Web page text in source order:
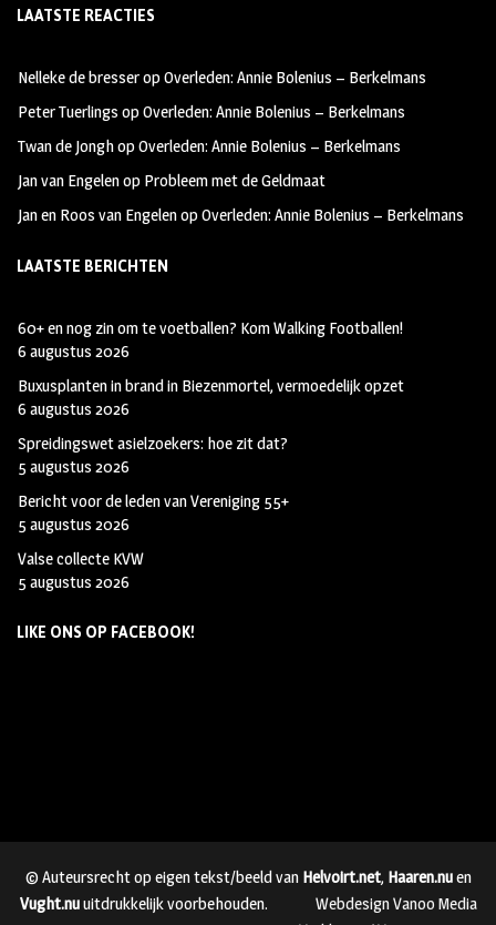
b
oo
k
ag
m
tt
LAATSTE REACTIES
Nelleke de bresseropOverleden: Annie Bolenius – Berkelmans
Peter Tuerlings opOverleden: Annie Bolenius – Berkelmans
Twan de JonghopOverleden: Annie Bolenius – Berkelmans
Jan van Engelenop Probleem met de Geldmaat
Jan en Roos van EngelenopOverleden: Annie Bolenius – Berkelmans
LAATSTE BERICHTEN
60+ en nog zin om te voetballen? Kom Walking Footballen!
6 augustus 2026
Buxusplanten in brand in Biezenmortel, vermoedelijk opzet
6 augustus 2026
Spreidingswet asielzoekers: hoe zit dat?
5 augustus 2026
Bericht voor de leden van Vereniging 55+
5 augustus 2026
Valse collecte KVW
5 augustus 2026
LIKE ONS OP FACEBOOK!
© Auteursrecht op eigen tekst/beeld van Helvoirt.net, Haaren.nuen
Vught.nuuitdrukkelijk voorbehouden.
Webdesign Vanoo Media